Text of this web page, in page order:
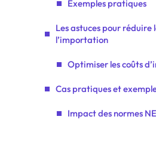
Exemples pratiques
Les astuces pour réduire
l’importation
Optimiser les coûts
Cas pratiques et
Impact des normes